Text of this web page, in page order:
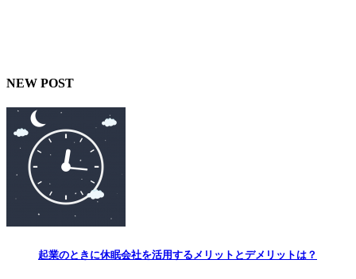
NEW POST
起業のときに休眠会社を活用するメリットとデメリットは？